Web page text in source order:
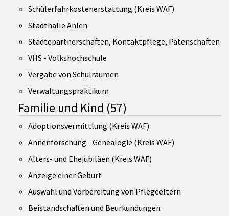
Schülerfahrkostenerstattung (Kreis WAF)
Stadthalle Ahlen
Städtepartnerschaften, Kontaktpflege, Patenschaften
VHS - Volkshochschule
Vergabe von Schulräumen
Verwaltungspraktikum
Familie und Kind (57)
Adoptionsvermittlung (Kreis WAF)
Ahnenforschung - Genealogie (Kreis WAF)
Alters- und Ehejubiläen (Kreis WAF)
Anzeige einer Geburt
Auswahl und Vorbereitung von Pflegeeltern
Beistandschaften und Beurkundungen